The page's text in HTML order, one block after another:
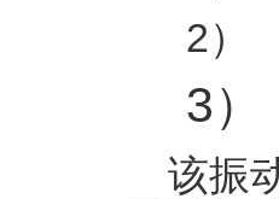
2）
3）
该振